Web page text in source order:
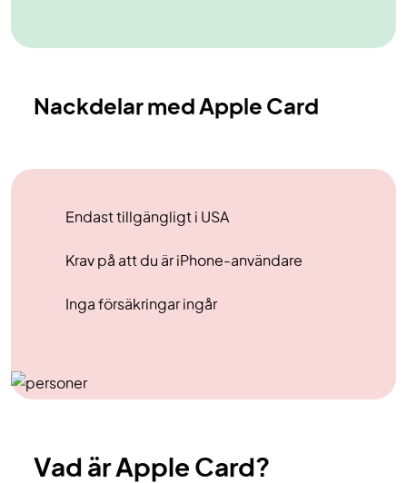
Nackdelar med Apple Card
Endast tillgängligt i USA
Krav på att du är iPhone-användare
Inga försäkringar ingår
Vad är Apple Card?